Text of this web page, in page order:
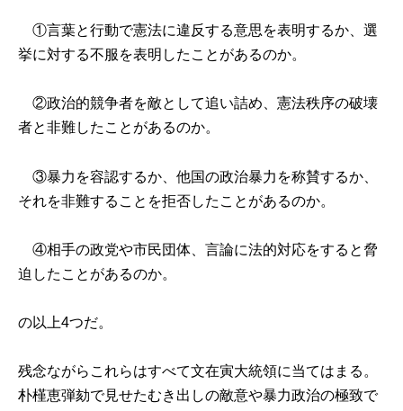
①言葉と行動で憲法に違反する意思を表明するか、選
挙に対する不服を表明したことがあるのか。
②政治的競争者を敵として追い詰め、憲法秩序の破壊
者と非難したことがあるのか。
③暴力を容認するか、他国の政治暴力を称賛するか、
それを非難することを拒否したことがあるのか。
④相手の政党や市民団体、言論に法的対応をすると脅
迫したことがあるのか。
の以上4つだ。
残念ながらこれらはすべて文在寅大統領に当てはまる。
朴槿恵弾劾で見せたむき出しの敵意や暴力政治の極致で